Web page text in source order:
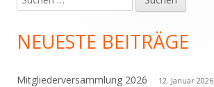
Seitenleiste
nach:
NEUESTE BEITRÄGE
Mitgliederversammlung 2026 12. Januar 2026